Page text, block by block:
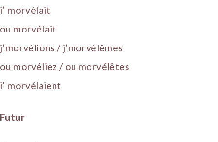
i’ morvélait
ou morvélait
j’morvélions / j’morvélêmes
ou morvéliez / ou morvélêtes
i’ morvélaient
Futur